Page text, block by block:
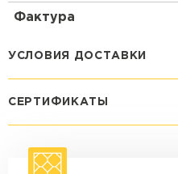
Фактура
УСЛОВИЯ ДОСТАВКИ
макс. длина груза 4 м
СЕРТИФИКАТЫ